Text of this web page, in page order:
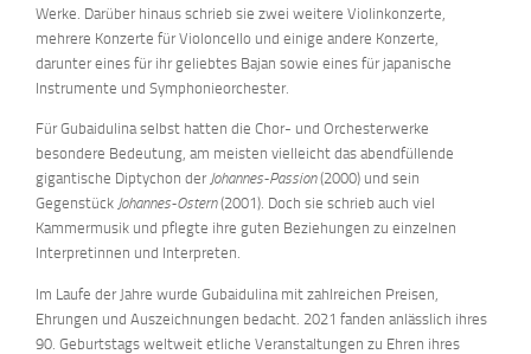
Werke. Darüber hinaus schrieb sie zwei weitere Violinkonzerte,
mehrere Konzerte für Violoncello und einige andere Konzerte,
darunter eines für ihr geliebtes Bajan sowie eines für japanische
Instrumente und Symphonieorchester.
Für Gubaidulina selbst hatten die Chor- und Orchesterwerke
besondere Bedeutung, am meisten vielleicht das abendfüllende
gigantische Diptychon der Johannes-Passion(2000) und sein
Gegenstück Johannes-Ostern(2001). Doch sie schrieb auch viel
Kammermusik und pflegte ihre guten Beziehungen zu einzelnen
Interpretinnen und Interpreten.
Im Laufe der Jahre wurde Gubaidulina mit zahlreichen Preisen,
Ehrungen und Auszeichnungen bedacht. 2021 fanden anlässlich ihres
90. Geburtstags weltweit etliche Veranstaltungen zu Ehren ihres